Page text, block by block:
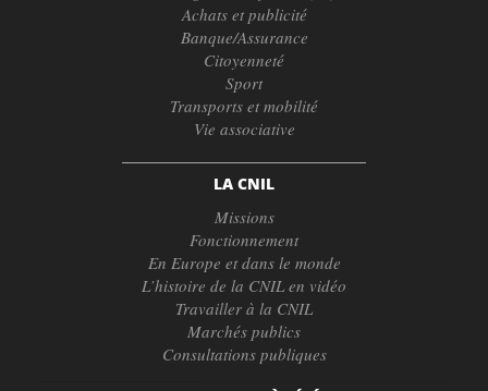
Achats et publicité
Banque/Assurance
Citoyenneté
Sport
Transports et mobilité
Vie associative
LA CNIL
Missions
Fonctionnement
En Europe et dans le monde
L’histoire de la CNIL en vidéo
Travailler à la CNIL
Marchés publics
Consultations publiques